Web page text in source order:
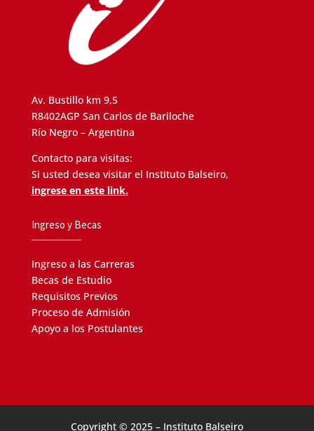
Av. Bustillo km 9,5
R8402AGP San Carlos de Bariloche
Río Negro – Argentina
Contacto para visitas:
Si usted desea visitar el Instituto Balseiro,
ingrese en este link.
Ingreso y Becas
Ingreso a las Carreras
Becas de Estudio
Requisitos Previos
Proceso de Admisión
Apoyo a los Postulantes
Copyright © 2025 – Instituto Balseiro